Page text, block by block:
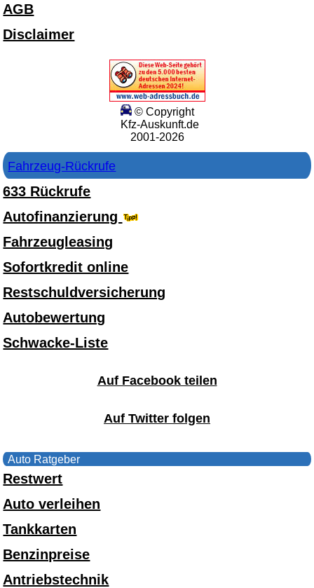
AGB
Disclaimer
© Copyright
Kfz-Auskunft.de
2001-2026
Fahrzeug-Rückrufe
633 Rückrufe
Autofinanzierung
Fahrzeugleasing
Sofortkredit online
Restschuldversicherung
Autobewertung
Schwacke-Liste
Auf Facebook teilen
Auf Twitter folgen
Auto Ratgeber
Restwert
Auto verleihen
Tankkarten
Benzinpreise
Antriebstechnik